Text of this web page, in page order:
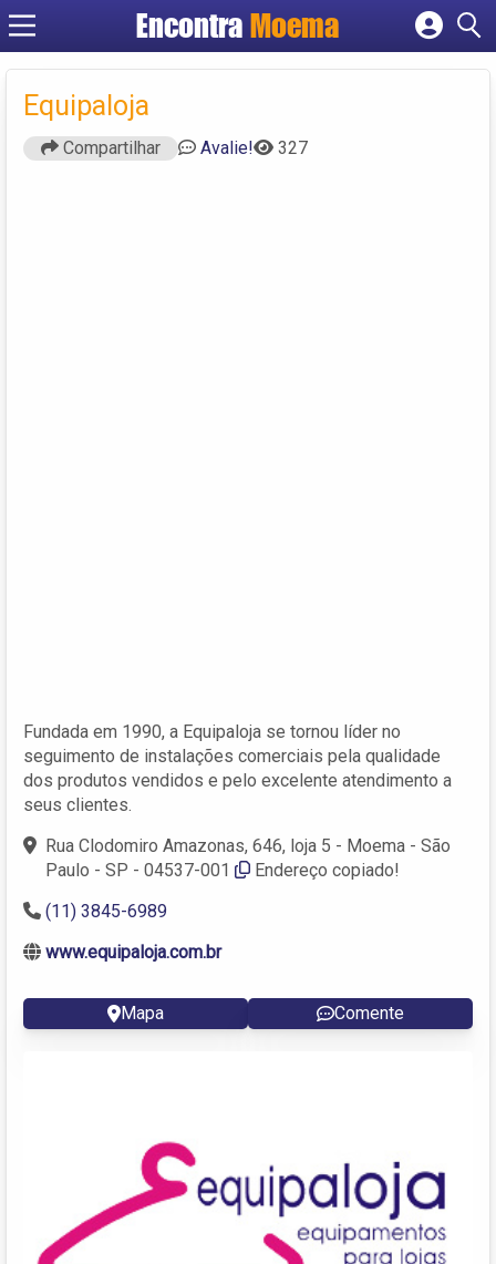
Encontra Moema
Equipaloja
Compartilhar Avalie! 327
Fundada em 1990, a Equipaloja se tornou líder no
seguimento de instalações comerciais pela qualidade
dos produtos vendidos e pelo excelente atendimento a
seus clientes.
Rua Clodomiro Amazonas, 646, loja 5 - Moema - São
Paulo - SP - 04537-001
Endereço copiado!
(11) 3845-6989
www.equipaloja.com.br
Mapa Comente